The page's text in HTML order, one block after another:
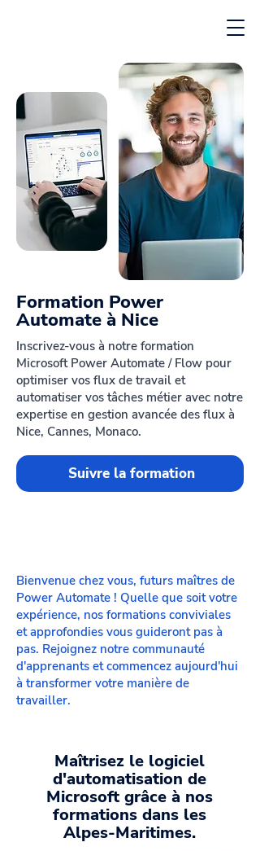
Formation Power
Automate à Nice
Inscrivez-vous à notre formation
Microsoft Power Automate / Flow pour
optimiser vos flux de travail et
automatiser vos tâches métier avec notre
expertise en gestion avancée des flux à
Nice, Cannes, Monaco.
Suivre la formation
Bienvenue chez vous, futurs maîtres de
Power Automate ! Quelle que soit votre
expérience, nos formations conviviales
et approfondies vous guideront pas à
pas. Rejoignez notre communauté
d'apprenants et commencez aujourd'hui
à transformer votre manière de
travailler.
Maîtrisez le logiciel
d'automatisation de
Microsoft grâce à nos
formations dans les
Alpes-Maritimes.